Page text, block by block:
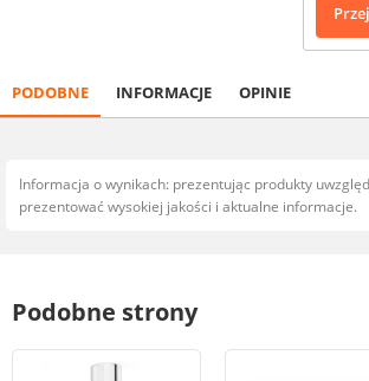
PODOBNE INFORMACJE OPINIE
Informacja o wynikach: prezentując produkty
prezentować wysokiej jakości i aktualne informacje.
Podobne strony